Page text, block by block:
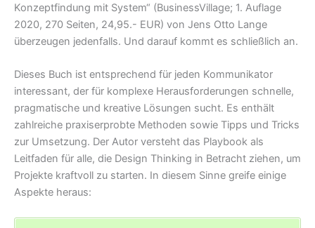
Konzeptfindung mit System“ (BusinessVillage; 1. Auflage
2020, 270 Seiten, 24,95.- EUR) von Jens Otto Lange
überzeugen jedenfalls. Und darauf kommt es schließlich an.
Dieses Buch ist entsprechend für jeden Kommunikator
interessant, der für komplexe Herausforderungen schnelle,
pragmatische und kreative Lösungen sucht. Es enthält
zahlreiche praxiserprobte Methoden sowie Tipps und Tricks
zur Umsetzung. Der Autor versteht das Playbook als
Leitfaden für alle, die Design Thinking in Betracht ziehen, um
Projekte kraftvoll zu starten. In diesem Sinne greife einige
Aspekte heraus: